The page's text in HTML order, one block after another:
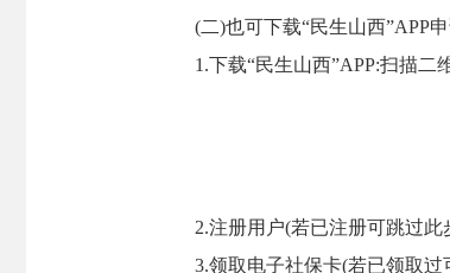
(二)也可下载“民生山西”APP
1.下载“民生山西”APP:扫描二
2.注册用户(若已注册可跳过
3.领取电子社保卡(若已领取